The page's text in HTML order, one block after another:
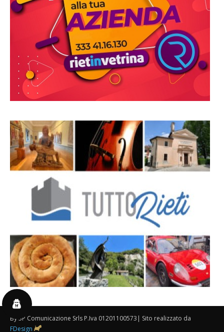
By 3P Comunicazione Srls P.Iva 01201100573| Sito realizzato da
FDesign